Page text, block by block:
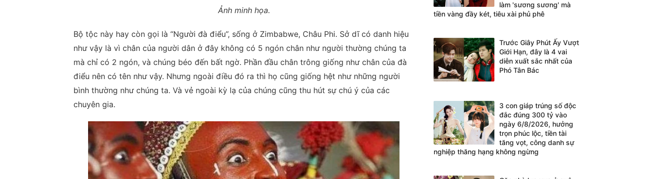
Ảnh minh họa.
Bộ tộc này hay còn gọi là “Người đà điểu”, sống ở Zimbabwe, Châu Phi. Sở dĩ có danh hiệu
như vậy là vì chân của người dân ở đây không có 5 ngón chân như người thường chúng ta
mà chỉ có 2 ngón, và chúng béo đến bất ngờ. Phần đầu chân trông giống như chân của đà
điểu nên có tên như vậy. Nhưng ngoài điều đó ra thì họ cũng giống hệt như những người
bình thường như chúng ta. Và vẻ ngoài kỳ lạ của chúng cũng thu hút sự chú ý của các
chuyên gia.
làm 'sương sương' mà
tiền vàng đầy két, tiêu xài phủ phê
Trước Giây Phút Ấy Vượt
Giới Hạn, đây là 4 vai
diễn xuất sắc nhất của
Phó Tân Bác
3 con giáp trúng số độc
đắc đúng 300 tỷ vào
ngày 6/8/2026, hưởng
trọn phúc lộc, tiền tài
tăng vọt, công danh sự
nghiệp thăng hạng không ngừng